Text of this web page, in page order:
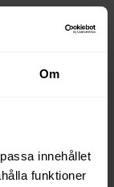
Om
innehållet
funktioner